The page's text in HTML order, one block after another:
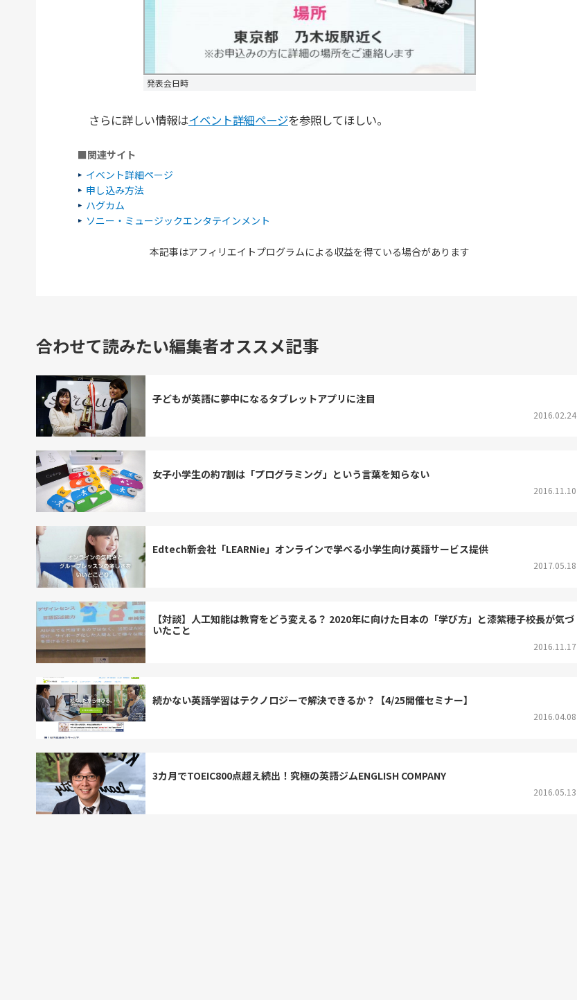
発表会日時
さらに詳しい情報はイベント詳細ページを参照してほしい。
■関連サイト
イベント詳細ページ
申し込み方法
ハグカム
ソニー・ミュージックエンタテインメント
本記事はアフィリエイトプログラムによる収益を得ている場合があります
合わせて読みたい編集者オススメ記事
子どもが英語に夢中になるタブレットアプリに注目
2016.02.24
女子小学生の約7割は「プログラミング」という言葉を知らない
2016.11.10
Edtech新会社「LEARNie」オンラインで学べる小学生向け英語サービス提供
2017.05.18
【対談】人工知能は教育をどう変える？ 2020年に向けた日本の「学び方」と漆紫穂子校長が気づ
いたこと
2016.11.17
続かない英語学習はテクノロジーで解決できるか？【4/25開催セミナー】
2016.04.08
3カ月でTOEIC800点超え続出！究極の英語ジムENGLISH COMPANY
2016.05.13